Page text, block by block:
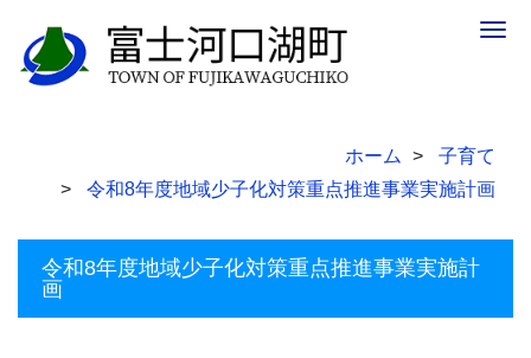
ホーム
子育て
令和8年度地域少子化対策重点推進事業実施計画
令和8年度地域少子化対策重点推進事業実施計
画